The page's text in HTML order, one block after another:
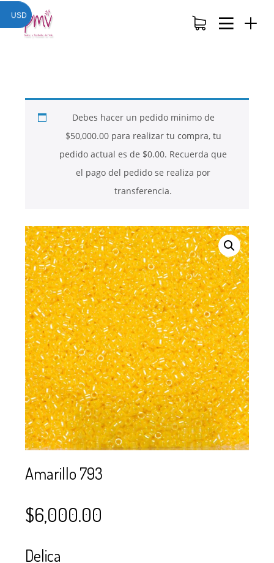
26
NOVIEMBRE
2017
QUE PIEDRAS
SE USAN PARA
BISUTERÍA Y
JOYERÍA
26
NOVIEMBRE
2017
QUE ES LA
MOSTACILLA?
26
NOVIEMBRE
2017
NUESTROS
CURSOS
Debes hacer un pedido minimo de
$50,000.00para realizar tu compra, tu
pedido actual es de $0.00. Recuerda que
el pago del pedido se realiza por
transferencia.
Amarillo 793
$6,000.00
Delica
USD